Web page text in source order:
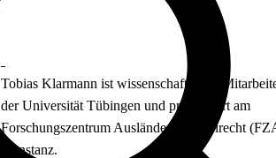
Tobias Klarmann ist wissenschaftlicher
der Universität Tübingen und promoviert am
Forschungszentrum Ausländer- & Asylrecht
Konstanz.